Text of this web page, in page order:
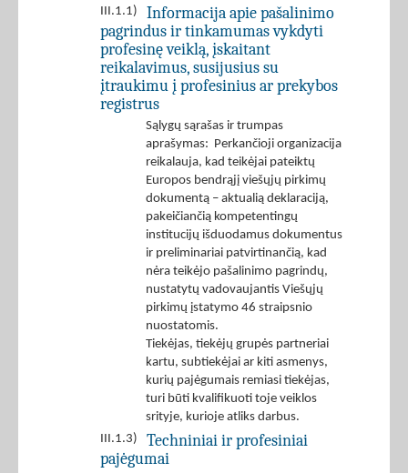
III.1.1)
Informacija apie pašalinimo
pagrindus ir tinkamumas vykdyti
profesinę veiklą, įskaitant
reikalavimus, susijusius su
įtraukimu į profesinius ar prekybos
registrus
Sąlygų sąrašas ir trumpas
aprašymas: Perkančioji organizacija
reikalauja, kad teikėjai pateiktų
Europos bendrąjį viešųjų pirkimų
dokumentą – aktualią deklaraciją,
pakeičiančią kompetentingų
institucijų išduodamus dokumentus
ir preliminariai patvirtinančią, kad
nėra teikėjo pašalinimo pagrindų,
nustatytų vadovaujantis Viešųjų
pirkimų įstatymo 46 straipsnio
nuostatomis.
Tiekėjas, tiekėjų grupės partneriai
kartu, subtiekėjai ar kiti asmenys,
kurių pajėgumais remiasi tiekėjas,
turi būti kvalifikuoti toje veiklos
srityje, kurioje atliks darbus.
III.1.3)
Techniniai ir profesiniai
pajėgumai